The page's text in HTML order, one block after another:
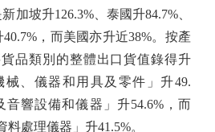
加坡升126.3%、泰國升84.7%、
，而美國亦升近38%。按產
品類別的整體出口貨值錄得升
、儀器和用具及零件」升49.
音響設備和儀器」升54.6%，而
料處理儀器」升41.5%。